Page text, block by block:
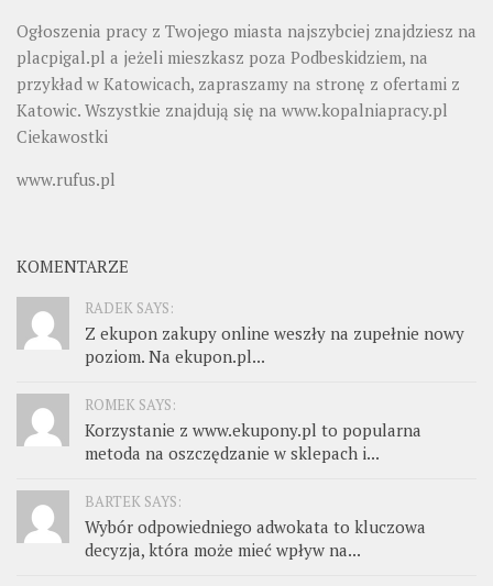
Ogłoszenia pracy z Twojego miasta najszybciej znajdziesz na
placpigal.pl a jeżeli mieszkasz poza Podbeskidziem, na
przykład w Katowicach, zapraszamy na stronę z ofertami z
Katowic. Wszystkie znajdują się na www.kopalniapracy.pl
Ciekawostki
www.rufus.pl
KOMENTARZE
RADEK SAYS:
Z ekupon zakupy online weszły na zupełnie nowy
poziom. Na ekupon.pl...
ROMEK SAYS:
Korzystanie z www.ekupony.pl to popularna
metoda na oszczędzanie w sklepach i...
BARTEK SAYS:
Wybór odpowiedniego adwokata to kluczowa
decyzja, która może mieć wpływ na...